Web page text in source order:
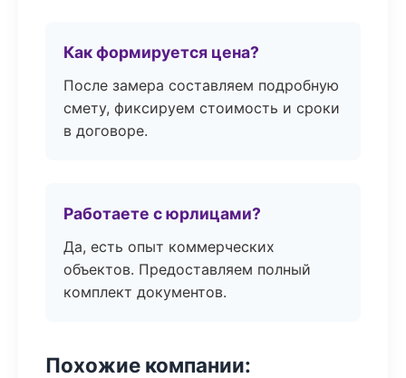
Как формируется цена?
После замера составляем подробную
смету, фиксируем стоимость и сроки
в договоре.
Работаете с юрлицами?
Да, есть опыт коммерческих
объектов. Предоставляем полный
комплект документов.
Похожие компании: